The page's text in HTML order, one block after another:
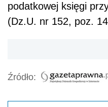
podatkowej księgi
(Dz.U. nr 152, poz.
Źródło: